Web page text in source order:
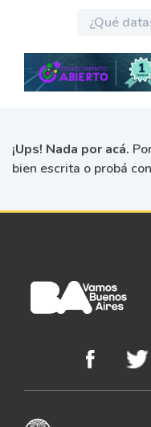
¡Ups! Nada por acá.
bien escrita o probá